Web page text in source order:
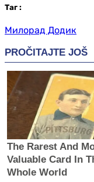
Таг :
Милорад Додик